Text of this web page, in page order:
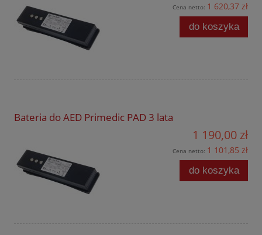
Cena netto: 1 620,37 zł
do koszyka
Bateria do AED Primedic PAD 3 lata
1 190,00 zł
Cena netto: 1 101,85 zł
do koszyka